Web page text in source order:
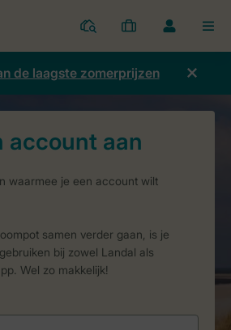
Parken
Mijn
boekingen
Open
de
dropdown
de laagste zomerprijzen